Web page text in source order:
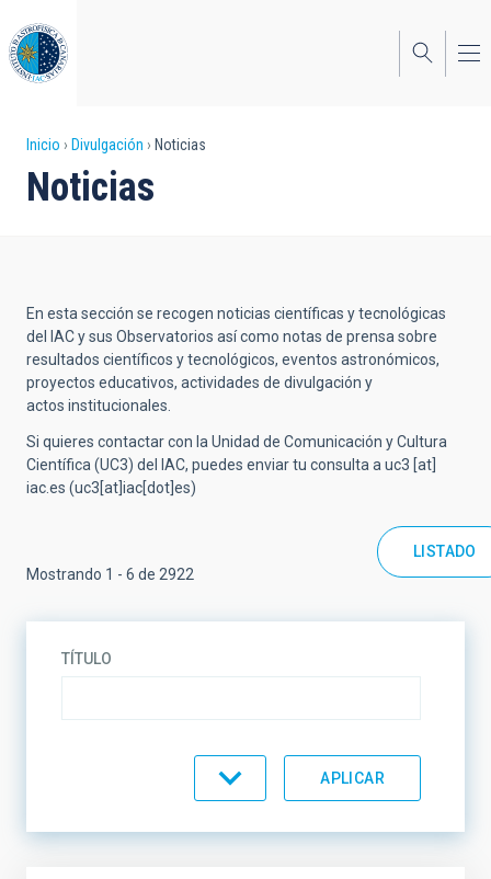
al
contenido
principal
Sobrescribir
enlaces
a
la
navegación
Inicio Divulgación Noticias
Noticias
En esta sección se recogen noticias científicas y tecnológicas
del IAC y sus Observatorios así como notas de prensa sobre
resultados científicos y tecnológicos, eventos astronómicos,
proyectos educativos, actividades de divulgación y
actos institucionales.
Si quieres contactar con la Unidad de Comunicación y Cultura
Científica (UC3) del IAC, puedes enviar tu consulta a uc3 [at]
iac.es (uc3[at]iac[dot]es)
LISTADO
Mostrando 1 - 6 de 2922
TÍTULO